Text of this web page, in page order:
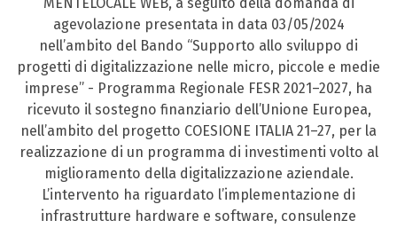
agevolazione presentata in data 03/05/2024
nell’ambito del Bando “Supporto allo sviluppo di
progetti di digitalizzazione nelle micro, piccole e medie
imprese” - Programma Regionale FESR 2021–2027, ha
ricevuto il sostegno finanziario dell’Unione Europea,
nell’ambito del progetto COESIONE ITALIA 21–27, per la
realizzazione di un programma di investimenti volto al
miglioramento della digitalizzazione aziendale.
L’intervento ha riguardato l’implementazione di
infrastrutture hardware e software, consulenze